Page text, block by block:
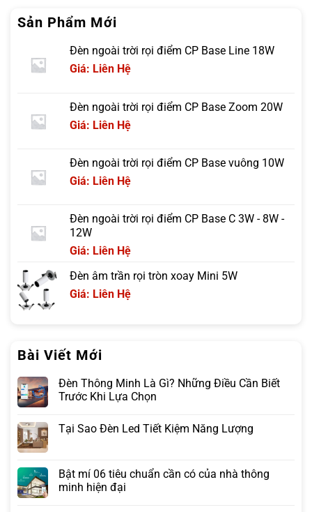
Sản Phẩm Mới
Đèn ngoài trời rọi điểm CP Base Line 18W
Giá: Liên Hệ
Đèn ngoài trời rọi điểm CP Base Zoom 20W
Giá: Liên Hệ
Đèn ngoài trời rọi điểm CP Base vuông 10W
Giá: Liên Hệ
Đèn ngoài trời rọi điểm CP Base C 3W - 8W -
12W
Giá: Liên Hệ
Đèn âm trần rọi tròn xoay Mini 5W
Giá: Liên Hệ
Bài Viết Mới
Đèn Thông Minh Là Gì? Những Điều Cần Biết
Trước Khi Lựa Chọn
Tại Sao Đèn Led Tiết Kiệm Năng Lượng
Bật mí 06 tiêu chuẩn cần có của nhà thông
minh hiện đại